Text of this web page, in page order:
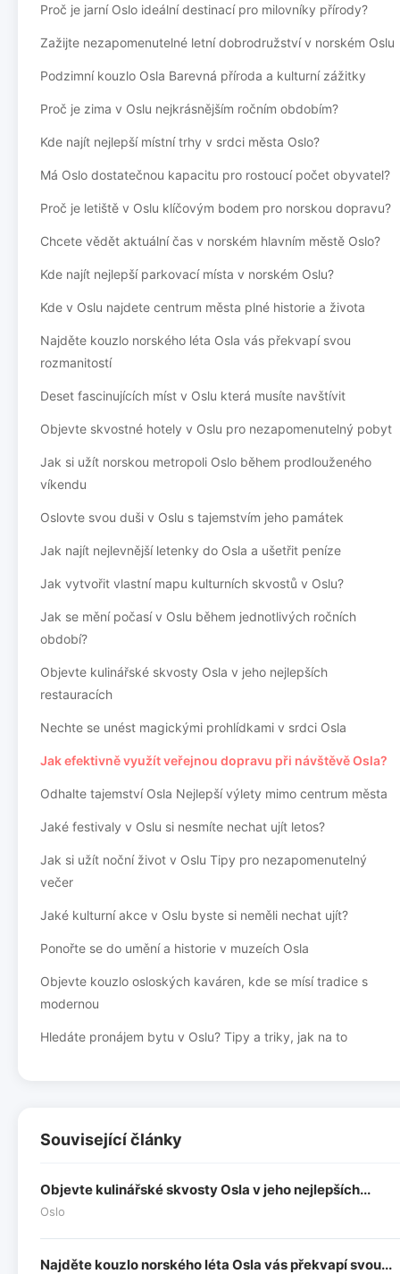
Proč je jarní Oslo ideální destinací pro milovníky přírody?
Zažijte nezapomenutelné letní dobrodružství v norském Oslu
Podzimní kouzlo Osla Barevná příroda a kulturní zážitky
Proč je zima v Oslu nejkrásnějším ročním obdobím?
Kde najít nejlepší místní trhy v srdci města Oslo?
Má Oslo dostatečnou kapacitu pro rostoucí počet obyvatel?
Proč je letiště v Oslu klíčovým bodem pro norskou dopravu?
Chcete vědět aktuální čas v norském hlavním městě Oslo?
Kde najít nejlepší parkovací místa v norském Oslu?
Kde v Oslu najdete centrum města plné historie a života
Najděte kouzlo norského léta Osla vás překvapí svou
rozmanitostí
Deset fascinujících míst v Oslu která musíte navštívit
Objevte skvostné hotely v Oslu pro nezapomenutelný pobyt
Jak si užít norskou metropoli Oslo během prodlouženého
víkendu
Oslovte svou duši v Oslu s tajemstvím jeho památek
Jak najít nejlevnější letenky do Osla a ušetřit peníze
Jak vytvořit vlastní mapu kulturních skvostů v Oslu?
Jak se mění počasí v Oslu během jednotlivých ročních
období?
Objevte kulinářské skvosty Osla v jeho nejlepších
restauracích
Nechte se unést magickými prohlídkami v srdci Osla
Jak efektivně využít veřejnou dopravu při návštěvě Osla?
Odhalte tajemství Osla Nejlepší výlety mimo centrum města
Jaké festivaly v Oslu si nesmíte nechat ujít letos?
Jak si užít noční život v Oslu Tipy pro nezapomenutelný
večer
Jaké kulturní akce v Oslu byste si neměli nechat ujít?
Ponořte se do umění a historie v muzeích Osla
Objevte kouzlo osloských kaváren, kde se mísí tradice s
modernou
Hledáte pronájem bytu v Oslu? Tipy a triky, jak na to
Související články
Objevte kulinářské skvosty Osla v jeho nejlepších...
Oslo
Najděte kouzlo norského léta Osla vás překvapí svou...